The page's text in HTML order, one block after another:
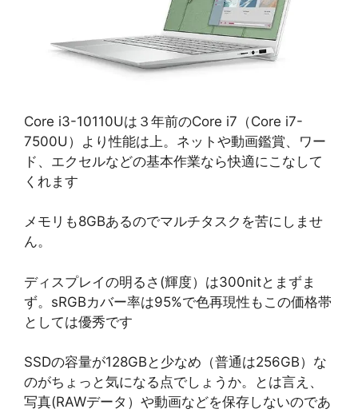
Core i3-10110Uは３年前のCore i7（Core i7-
7500U）より性能は上。ネットや動画鑑賞、ワー
ド、エクセルなどの基本作業なら快適にこなして
くれます
メモリも8GBあるのでマルチタスクを苦にしませ
ん。
ディスプレイの明るさ(輝度）は300nitとまずま
ず。sRGBカバー率は95%で色再現性もこの価格帯
としては優秀です
SSDの容量が128GBと少なめ（普通は256GB）な
のがちょっと気になる点でしょうか。とは言え、
写真(RAWデータ）や動画などを保存しないのであ